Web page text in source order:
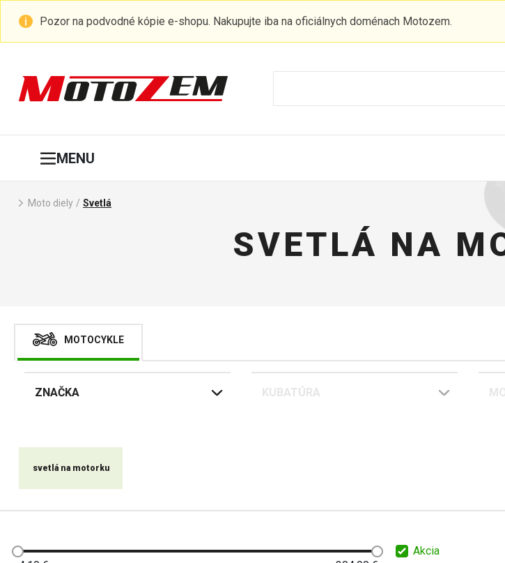
Pozor na podvodné kópie e-shopu. Nakupujte iba na oficiálnych doménach Motozem.
MENU
Moto diely / Svetlá
SVETLÁ NA
MOTOCYKLE
ZNAČKA KUBATÚRA
svetlá na motorku
Akcia